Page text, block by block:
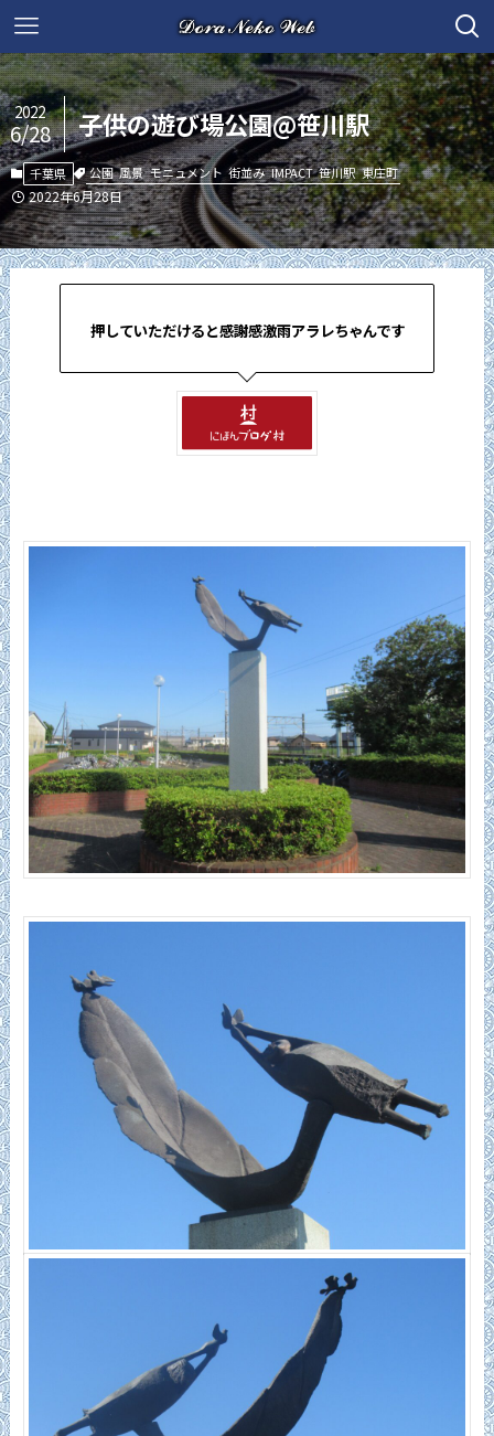
子供の遊び場公園@笹川駅
2022
6/28
千葉県 公園 風景 モニュメント 街並み IMPACT 笹川駅 東庄町
2022年6月28日
押していただけると感謝感激雨アラレちゃんです